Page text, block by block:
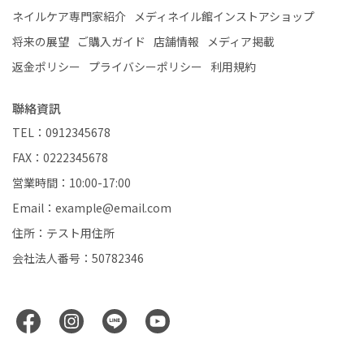
ネイルケア専門家紹介 メディネイル館インストアショップ
将来の展望 ご購入ガイド 店舗情報
メディア掲載
返金ポリシー プライバシーポリシー 利用規約
聯絡資訊
TEL：0912345678
FAX：0222345678
営業時間：10:00-17:00
Email：example@email.com
住所：テスト用住所
会社法人番号：50782346